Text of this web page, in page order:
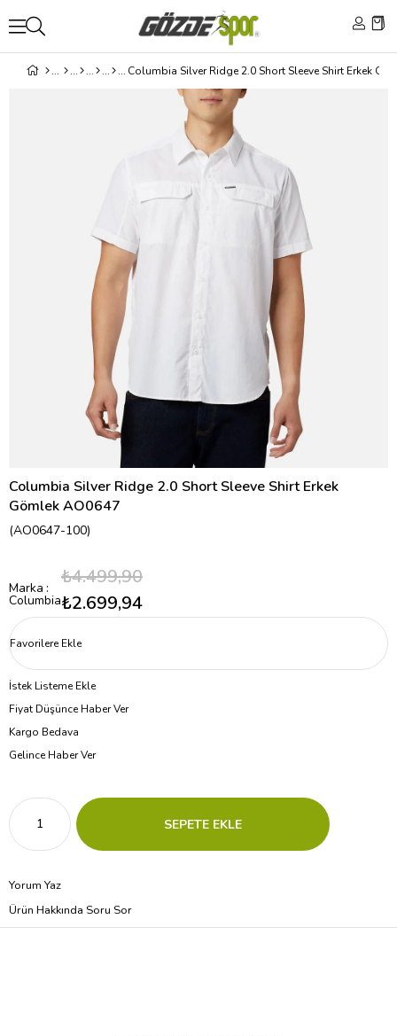
Columbia Silver Ridge 2.0 Short Sleeve Shirt Erkek
Gömlek AO0647
(AO0647-100)
Marka :
Columbia
₺4.499,90
₺2.699,94
Favorilere Ekle
İstek Listeme Ekle
Fiyat Düşünce Haber Ver
Kargo Bedava
Gelince Haber Ver
Yorum Yaz
Ürün Hakkında Soru Sor